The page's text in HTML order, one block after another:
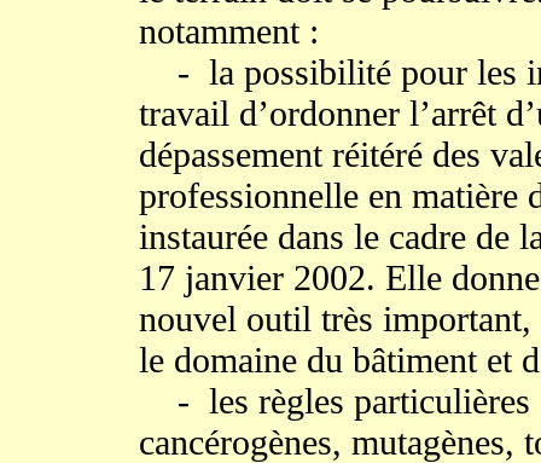
notamment :
- la possibilité pour les
travail d’ordonner l’arrêt
dépassement réitéré des
professionnelle en matière
instaurée dans le cadre de
17 janvier 2002. Elle
nouvel outil très important,
le domaine du bâtiment et
- les règles particulières
cancérogènes,